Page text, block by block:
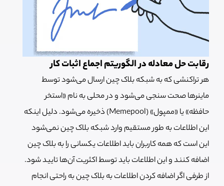
رقابت حل معادله در الگوریتم اجماع اثبات کار
هر تراکنشی که به شبکه بلاک چین ارسال می‌شود توسط
ماینرها صحت سنجی می‌شود و در محلی به نام «استخر
حافظه» یا «ممپول» (Memepool) ذخیره می‌شود. دلیل اینکه
این اطلاعات به طور مستقیم وارد شبکه بلاک چین نمی‌شود
این است که همه کاربران باید اطلاعات یکسانی را به بلاک چین
اضافه کنند و این اطلاعات باید توسط اکثریت آن‌ها تایید شود.
از طرفی اگر اضافه کردن اطلاعات به بلاک چین به راحتی انجام